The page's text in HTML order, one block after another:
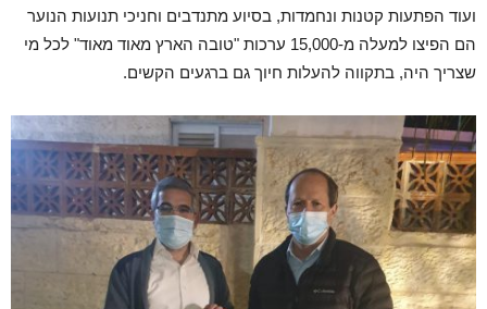
ועוד הפתעות קטנות ונחמדות, בסיוע מתנדבים וחניכי תנועות הנוער
הם הפיצו למעלה מ-15,000 ערכות "טובה הארץ מאוד מאוד" לכל מי
שצריך היה, בתקווה להעלות חיוך גם ברגעים הקשים.